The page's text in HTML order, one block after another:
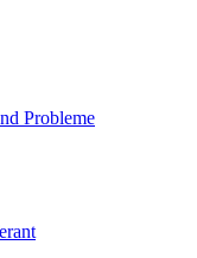
Probleme